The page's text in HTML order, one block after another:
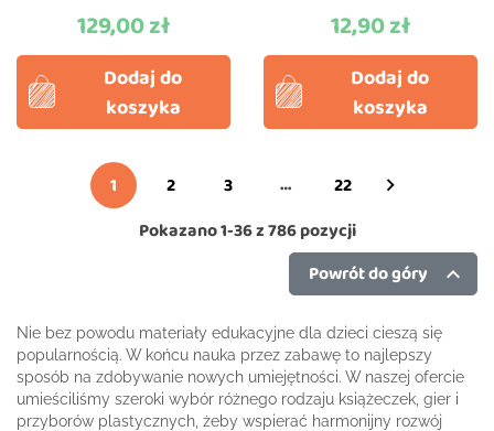
Cena
129,00 zł
Dodaj do
koszyka
Cena
12,90 zł
Dodaj do
koszyka
1 2 3 … 22 
Pokazano 1-36 z 786 pozycji
Powrót do góry

Nie bez powodu materiały edukacyjne dla dzieci cieszą się
popularnością. W końcu nauka przez zabawę to najlepszy
sposób na zdobywanie nowych umiejętności. W naszej ofercie
umieściliśmy szeroki wybór różnego rodzaju książeczek, gier i
przyborów plastycznych, żeby wspierać harmonijny rozwój